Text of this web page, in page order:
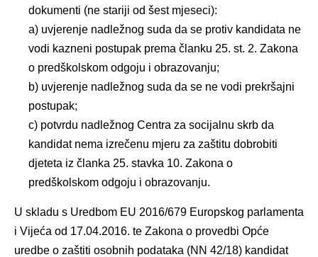
dokumenti (ne stariji od šest mjeseci):
a) uvjerenje nadležnog suda da se protiv kandidata ne
vodi kazneni postupak prema članku 25. st. 2. Zakona
o predškolskom odgoju i obrazovanju;
b) uvjerenje nadležnog suda da se ne vodi prekršajni
postupak;
c) potvrdu nadležnog Centra za socijalnu skrb da
kandidat nema izrečenu mjeru za zaštitu dobrobiti
djeteta iz članka 25. stavka 10. Zakona o
predškolskom odgoju i obrazovanju.
U skladu s Uredbom EU 2016/679 Europskog parlamenta
i Vijeća od 17.04.2016. te Zakona o provedbi Opće
uredbe o zaštiti osobnih podataka (NN 42/18) kandidat